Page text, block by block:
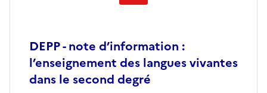
DEPP - note d’information :
l’enseignement des langues vivantes
dans le second degré